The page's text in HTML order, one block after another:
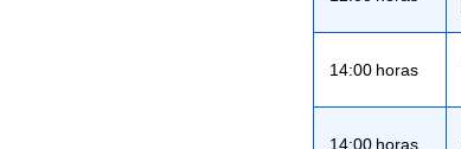
14:00 horas
14:00 horas